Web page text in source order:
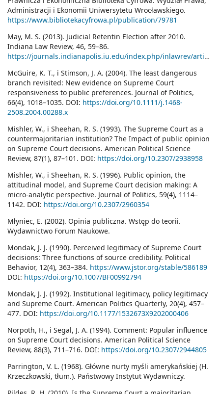
Administracji i Ekonomii Uniwersytetu Wrocławskiego.
https://www.bibliotekacyfrowa.pl/publication/79781
May, M. S. (2013). Judicial Retentin Election after 2010.
Indiana Law Review, 46, 59–86.
https://journals.indianapolis.iu.edu/index.php/inlawrev/article/view/18029
McGuire, K. T., i Stimson, J. A. (2004). The least dangerous
branch revisited: New evidence on Supreme Court
responsiveness to public preferences. Journal of Politics,
66(4), 1018–1035. DOI: https://doi.org/10.1111/j.1468-
2508.2004.00288.x
Mishler, W., i Sheehan, R. S. (1993). The Supreme Court as a
countermajoritarian institution? The Impact of public opinion
on Supreme Court decisions. American Political Science
Review, 87(1), 87–101. DOI: https://doi.org/10.2307/2938958
Mishler, W., i Sheehan, R. S. (1996). Public opinion, the
attitudinal model, and Supreme Court decision making: A
micro-analytic perspective. Journal of Politics, 59(4), 1114–
1142. DOI: https://doi.org/10.2307/2960354
Młyniec, E. (2002). Opinia publiczna. Wstęp do teorii.
Wydawnictwo Forum Naukowe.
Mondak, J. J. (1990). Perceived legitimacy of Supreme Court
decisions: Three functions of source credibility. Political
Behavior, 12(4), 363–384. https://www.jstor.org/stable/586189
DOI: https://doi.org/10.1007/BF00992794
Mondak, J. J. (1992). Institutional legitimacy, policy legitimacy
and Supreme Court. American Politics Quarterly, 20(4), 457–
477. DOI: https://doi.org/10.1177/1532673X9202000406
Norpoth, H., i Segal, J. A. (1994). Comment: Popular influence
on Supreme Court decisions. American Political Science
Review, 88(3), 711–716. DOI: https://doi.org/10.2307/2944805
Parrington, V. L. (1968). Główne nurty myśli amerykańskiej (H.
Krzeczkowski, tłum.). Państwowy Instytut Wydawniczy.